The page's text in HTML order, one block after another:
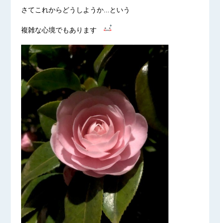
さてこれからどうしようか...という
複雑な心境でもあります